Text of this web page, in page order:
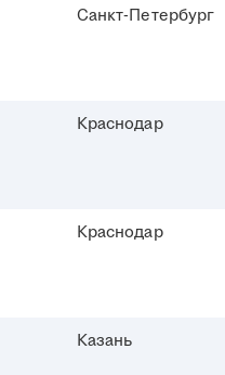
Санкт-Петербург
Краснодар
Краснодар
Казань